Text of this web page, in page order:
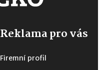
Reklama pro vás
Firemní profil